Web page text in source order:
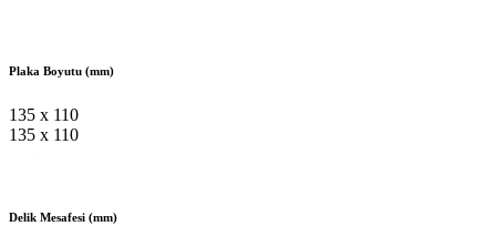
Plaka Boyutu (mm)
135 x 110
135 x 110
Delik Mesafesi (mm)